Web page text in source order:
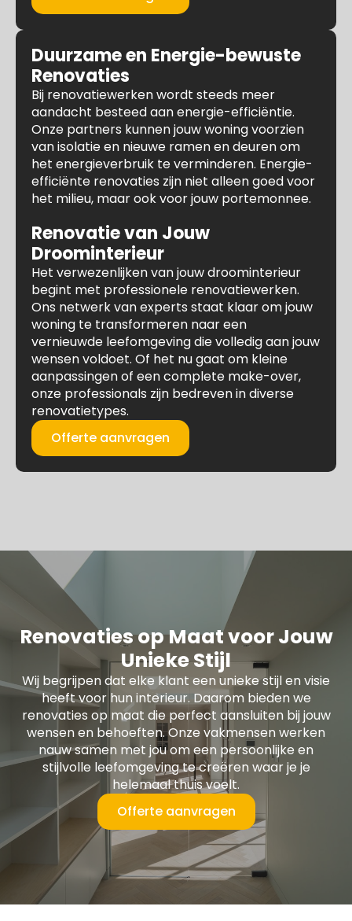
Duurzame en Energie-bewuste
Renovaties
Bij renovatiewerken wordt steeds meer
aandacht besteed aan energie-efficiëntie.
Onze partners kunnen jouw woning voorzien
van isolatie en nieuwe ramen en deuren om
het energieverbruik te verminderen. Energie-
efficiënte renovaties zijn niet alleen goed voor
het milieu, maar ook voor jouw portemonnee.
Renovatie van Jouw
Droominterieur
Het verwezenlijken van jouw droominterieur
begint met professionele renovatiewerken.
Ons netwerk van experts staat klaar om jouw
woning te transformeren naar een
vernieuwde leefomgeving die volledig aan jouw
wensen voldoet. Of het nu gaat om kleine
aanpassingen of een complete make-over,
onze professionals zijn bedreven in diverse
renovatietypes.
Offerte aanvragen
Renovaties op Maat voor Jouw
Unieke Stijl
Wij begrijpen dat elke klant een unieke stijl en visie
heeft voor hun interieur. Daarom bieden we
renovaties op maat die perfect aansluiten bij jouw
wensen en behoeften. Onze vakmensen werken
nauw samen met jou om een persoonlijke en
stijlvolle leefomgeving te creëren waar je je
helemaal thuis voelt.
Offerte aanvragen